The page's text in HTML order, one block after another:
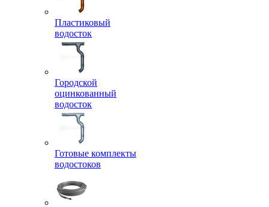
Пластиковый
водосток
Городской
оцинкованный
водосток
Готовые комплекты
водостоков